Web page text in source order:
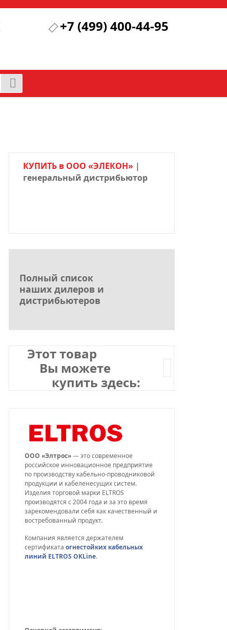
+7 (499) 400-44-95
КУПИТЬ в ООО «ЭЛЕКОН» |
генеральный дистрибьютор
Полный список
наших дилеров и
дистрибьютеров
Этот товар
Вы можете
купить здесь:
ООО «Элтрос»— это современное
российское инновационное предприятие
по производству кабельно-проводниковой
продукции и кабеленесущих систем.
Изделия торговой марки ELTROS
производятся с 2004 года и за это время
зарекомендовали себя как качественный и
востребованный продукт.
Компания является держателем
сертификатаогнестойких кабельных
линий ELTROS OKLine.